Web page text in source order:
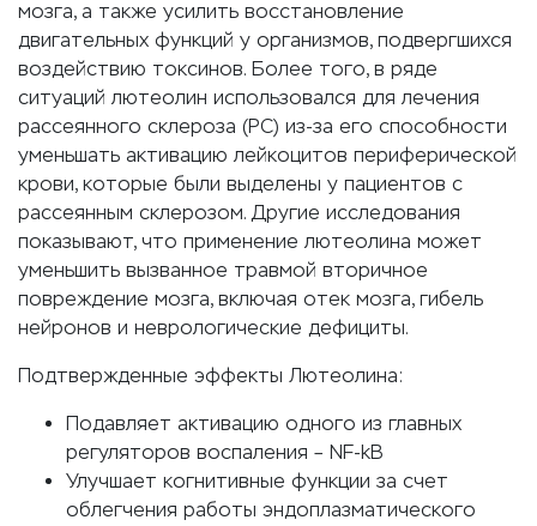
мозга, а также усилить восстановление
двигательных функций у организмов, подвергшихся
воздействию токсинов. Более того, в ряде
ситуаций лютеолин использовался для лечения
рассеянного склероза (РС) из-за его способности
уменьшать активацию лейкоцитов периферической
крови, которые были выделены у пациентов с
рассеянным склерозом. Другие исследования
показывают, что применение лютеолина может
уменьшить вызванное травмой вторичное
повреждение мозга, включая отек мозга, гибель
нейронов и неврологические дефициты.
Подтвержденные эффекты Лютеолина:
Подавляет активацию одного из главных
регуляторов воспаления – NF-kB
Улучшает когнитивные функции за счет
облегчения работы эндоплазматического